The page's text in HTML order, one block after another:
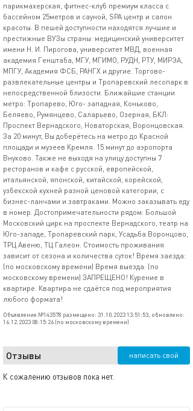
парикмахерская, фитнес-клуб премиум класса с
бассейном 25метров и сауной, SРА центр и салон
красоты. В пешей доступности находятся лучшие и
престижные ВУЗы страны: медицинский университет
имени Н. И. Пирогова, университет МВД, военная
академия Генштаба, МГУ, МГИМО, РУДН, РТУ, МИРЭА,
МПГУ, Академия ФСБ, РАНГХ и другие. Торгово-
развлекательные центры и Тропаревский лесопарк в
непосредственной близости. Ближайшие станции
метро: Тропарево, Юго- западная, Коньково,
Беляево, Румянцево, Саларьево, Озерная, БКЛ:
Проспект Вернадского, Новаторская, Воронцовская.
За 20 минут, Вы доберётесь на метро до Красной
площади и музеев Кремля. 15 минут до аэропорта
Внуково. Также не выходя на улицу доступны 7
ресторанов и кафе с русской, европейской,
итальянской, японской, китайской, корейской,
узбекской кухней разной ценовой категории, с
бизнес-ланчами и завтраками. Можно заказывать еду
в номер. Достопримечательности рядом: Большой
Московский цирк на проспекте Вернадского, театр на
Юго-западе, Тропаревский парк, Усадьба Воронцово,
ТРЦ Авеню, ТЦ Галеон. Стоимость проживания
зависит от сезона и количества суток! Время заезда:
(по московскому времени) Время выезда: (по
московскому времени) ЗАПРЕЩЕНО! Курение в
квартире. Квартира не сдаётся под мероприятия
любого формата!
Объявление №143578 размещено: 31.10.2023 13:51:53, обновлено:
16.12.2023 08:15:26 (по московскому времени)
Отзывы написать свой
К сожалению отзывов пока нет.